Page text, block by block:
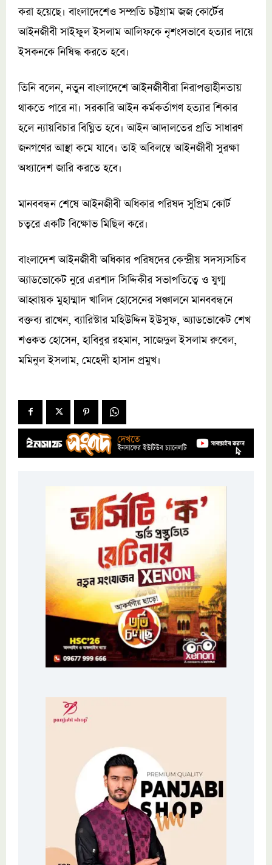
করা হয়েছে। বাংলাদেশেও সম্প্রতি চট্টগ্রাম জজ কোর্টের
আইনজীবী সাইফুল ইসলাম আলিফকে নৃশংসভাবে হত্যার দায়ে
ইসকনকে নিষিদ্ধ করতে হবে।
তিনি বলেন, নতুন বাংলাদেশে আইনজীবীরা নিরাপত্তাহীনতায়
থাকতে পারে না। সরকারি আইন কর্মকর্তাগণ হত্যার শিকার
হলে ন্যায়বিচার বিঘ্নিত হবে। আইন আদালতের প্রতি সাধারণ
জনগণের আস্থা কমে যাবে। তাই অবিলম্বে আইনজীবী সুরক্ষা
অধ্যাদেশ জারি করতে হবে।
মানববন্ধন শেষে আইনজীবী অধিকার পরিষদ সুপ্রিম কোর্ট
চত্বরে একটি বিক্ষোভ মিছিল করে।
বাংলাদেশ আইনজীবী অধিকার পরিষদের কেন্দ্রীয় সদস্যসচিব
অ্যাডভোকেট নুরে এরশাদ সিদ্দিকীর সভাপতিত্বে ও যুগ্ম
আহ্বায়ক মুহাম্মাদ খালিদ হোসেনের সঞ্চালনে মানববন্ধনে
বক্তব্য রাখেন, ব্যারিস্টার মহিউদ্দিন ইউসুফ, অ্যাডভোকেট শেখ
শওকত হোসেন, হাবিবুর রহমান, সাজেদুল ইসলাম রুবেল,
মমিনুল ইসলাম, মেহেদী হাসান প্রমুখ।